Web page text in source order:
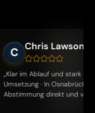
Lawson
und stark in der
· In Osnabrück war die
direkt und verbindlich."